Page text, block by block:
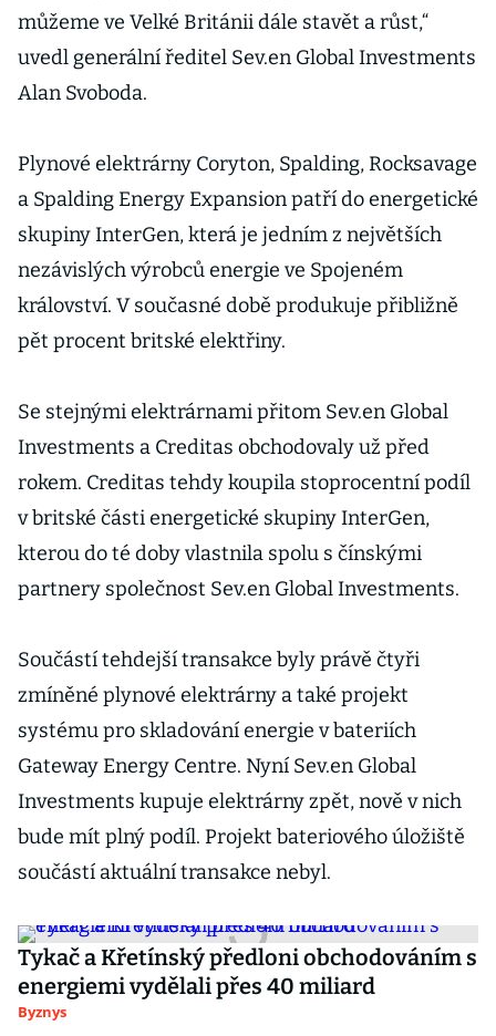
můžeme ve Velké Británii dále stavět a růst,“
uvedl generální ředitel Sev.en Global Investments
Alan Svoboda.
Plynové elektrárny Coryton, Spalding, Rocksavage
a Spalding Energy Expansion patří do energetické
skupiny InterGen, která je jedním z největších
nezávislých výrobců energie ve Spojeném
království. V současné době produkuje přibližně
pět procent britské elektřiny.
Se stejnými elektrárnami přitom Sev.en Global
Investments a Creditas obchodovaly už před
rokem. Creditas tehdy koupila stoprocentní podíl
v britské části energetické skupiny InterGen,
kterou do té doby vlastnila spolu s čínskými
partnery společnost Sev.en Global Investments.
Součástí tehdejší transakce byly právě čtyři
zmíněné plynové elektrárny a také projekt
systému pro skladování energie v bateriích
Gateway Energy Centre. Nyní Sev.en Global
Investments kupuje elektrárny zpět, nově v nich
bude mít plný podíl. Projekt bateriového úložiště
součástí aktuální transakce nebyl.
Tykač a Křetínský předloni obchodováním s
energiemi vydělali přes 40 miliard
Byznys